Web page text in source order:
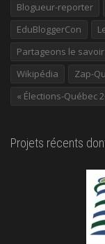
Blogueur-reporter
EduBloggerCon
Partageons le savoir
Wikipédia
Zap-
« Élections-Québec
Projets récents